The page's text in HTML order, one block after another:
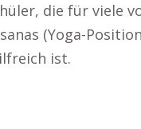
die für viele
(Yoga-
ist.